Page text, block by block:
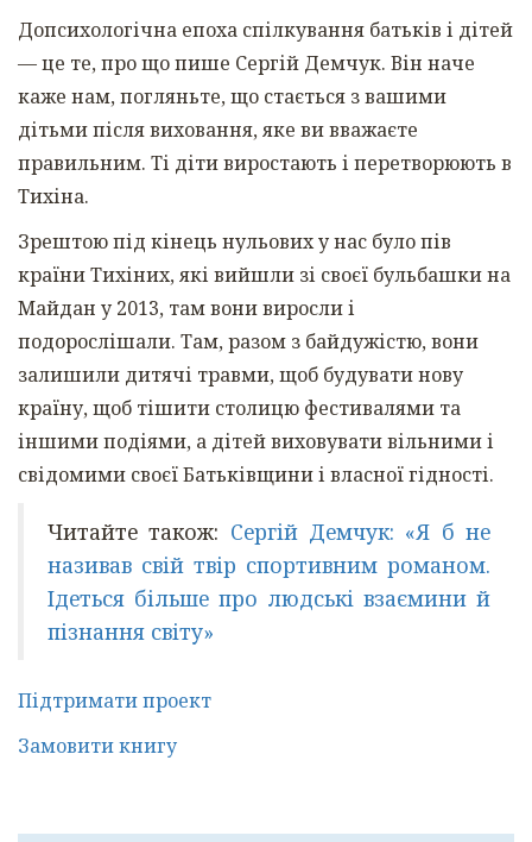
Допсихологічна епоха спілкування батьків і дітей
— це те, про що пише Сергій Демчук. Він наче
каже нам, погляньте, що стається з вашими
дітьми після виховання, яке ви вважаєте
правильним. Ті діти виростають і перетворюють в
Тихіна.
Зрештою під кінець нульових у нас було пів
країни Тихіних, які вийшли зі своєї бульбашки на
Майдан у 2013, там вони виросли і
подорослішали. Там, разом з байдужістю, вони
залишили дитячі травми, щоб будувати нову
країну, щоб тішити столицю фестивалями та
іншими подіями, а дітей виховувати вільними і
свідомими своєї Батьківщини і власної гідності.
Читайте також: Сергій Демчук: «Я б не
називав свій твір спортивним романом.
Ідеться більше про людські взаємини й
пізнання світу»
Підтримати проект
Замовити книгу